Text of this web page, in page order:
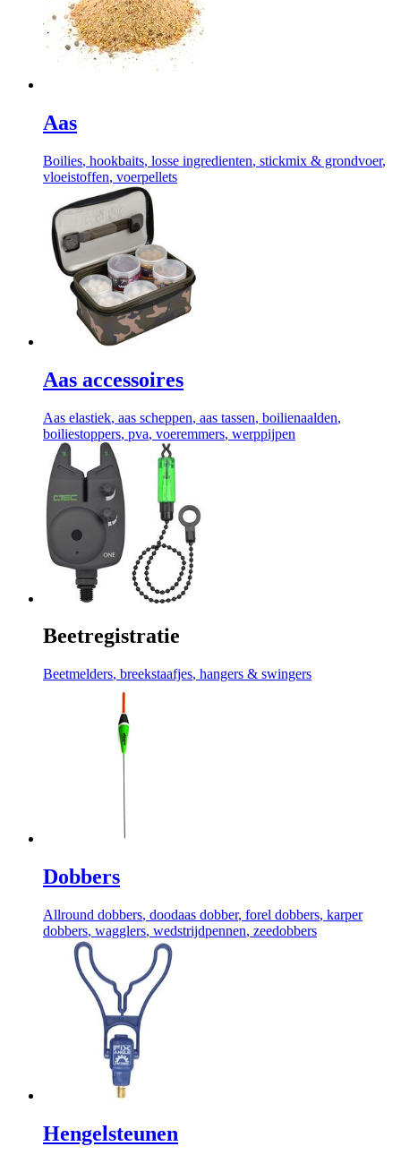
Aas
Boilies, hookbaits, losse ingredienten, stickmix & grondvoer,
vloeistoffen, voerpellets
Aas accessoires
Aas elastiek, aas scheppen, aas tassen, boilienaalden,
boiliestoppers, pva, voeremmers, werppijpen
Beetregistratie
Beetmelders, breekstaafjes, hangers & swingers
Dobbers
Allround dobbers, doodaas dobber, forel dobbers, karper
dobbers, wagglers, wedstrijdpennen, zeedobbers
Hengelsteunen